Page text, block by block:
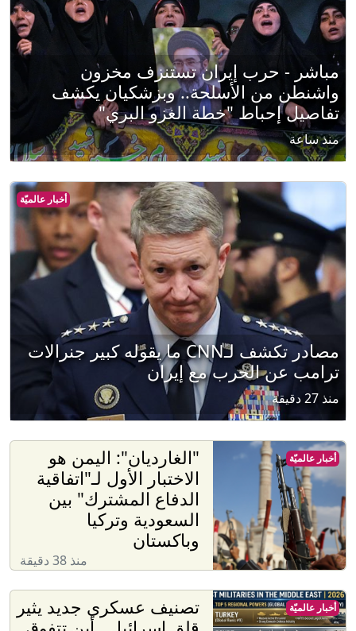
مباشر - حرب إيران تستنزف مخزون
واشنطن من الأسلحة.. وبزشكيان يكشف
تفاصيل إحباط "خطة الغزو البري"
منذ ساعة
أخبار عالميّة
مصادر تكشف لـCNN ما يقوله كبير جنرالات
ترامب عن الحرب مع إيران
منذ 27 دقيقة
"الغارديان": اليمن هو
الاختبار الأول لـ"اتفاقية
الدفاع المشترك" بين
السعودية وتركيا
وباكستان
منذ 38 دقيقة
أخبار عالميّة
تصنيف عسكري جديد يثير
أخبار عالميّة